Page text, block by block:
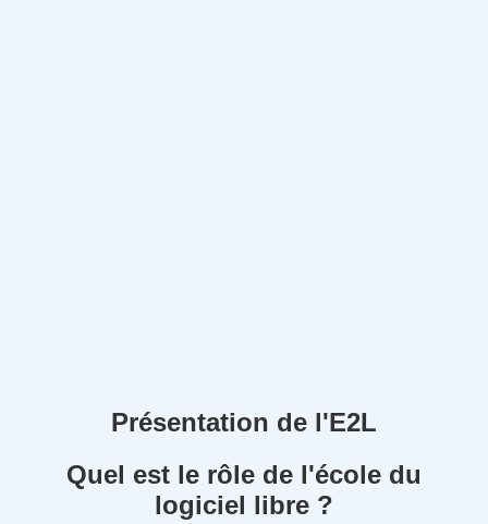
Présentation de l'E2L
Quel est le rôle de l'école du
logiciel libre ?